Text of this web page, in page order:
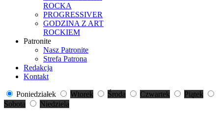
ROCKA
PROGRESSIVER
GODZINA Z ART
ROCKIEM
Patronite
Nasz Patronite
Strefa Patrona
Redakcja
Kontakt
Poniedziałek Wtorek Środa Czwartek
Piątek
Sobota
Niedziela